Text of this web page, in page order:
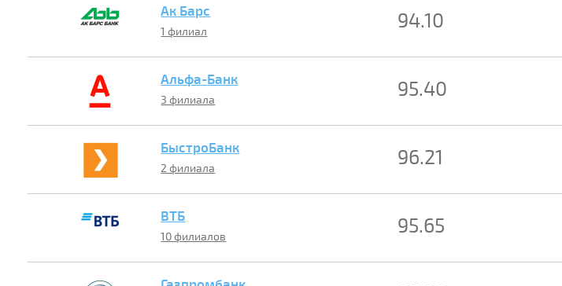
Ак Барс
1 филиал 94.10
Альфа-Банк
3 филиала 95.40
БыстроБанк
2 филиала 96.21
ВТБ
10 филиалов 95.65